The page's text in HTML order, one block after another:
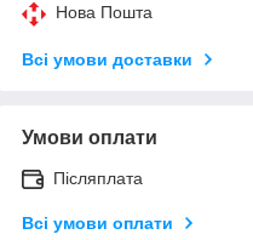
Нова Пошта
Всі умови доставки
Умови оплати
Післяплата
Всі умови оплати